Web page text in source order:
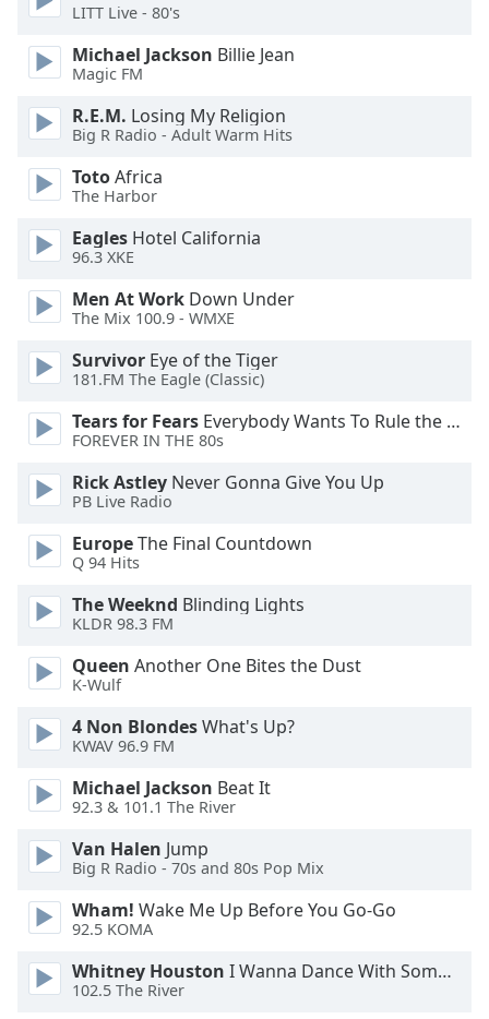
dialog
window.
cancel
and
close
window.
Text
Color
Opacity
Text
Color
Opacity
Caption
Background
Color
Opacity
Font
Size
Text
Edge
LITT Live - 80's
Michael Jackson Billie Jean
Magic FM
R.E.M. Losing My Religion
Big R Radio - Adult Warm Hits
TotoAfrica
The Harbor
Eagles Hotel California
96.3 XKE
Men At Work Down Under
The Mix 100.9 - WMXE
Survivor Eye of the Tiger
181.FM The Eagle (Classic)
Tears for Fears Everybody Wants To Rule the World
FOREVER IN THE 80s
Rick Astley Never Gonna Give You Up
PB Live Radio
EuropeThe Final Countdown
Q 94 Hits
The Weeknd Blinding Lights
KLDR 98.3 FM
Queen Another One Bites the Dust
K-Wulf
4 Non BlondesWhat's Up?
KWAV 96.9 FM
Michael Jackson Beat It
92.3 & 101.1 The River
Van Halen Jump
Big R Radio - 70s and 80s Pop Mix
Wham! Wake Me Up Before You Go-Go
92.5 KOMA
Whitney Houston I Wanna Dance With Somebody
102.5 The River